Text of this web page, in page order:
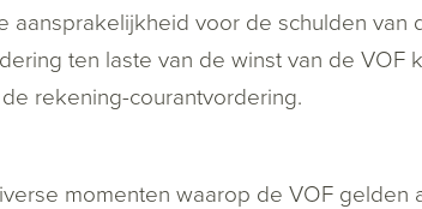
aansprakelijkheid voor de schulden van
ten laste van de winst van de VOF
rekening-courantvordering.
momenten waarop de VOF gelden